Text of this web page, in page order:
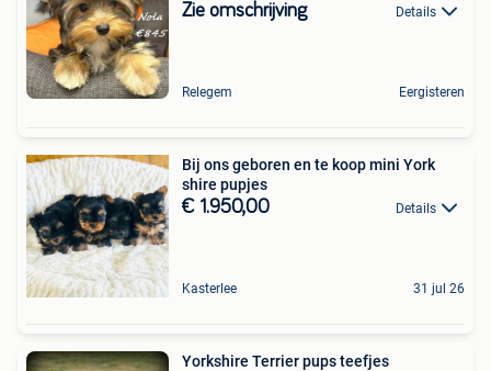
Zie omschrijving Details
Relegem Eergisteren
Bij ons geboren en te koop mini York
shire pupjes
€ 1.950,00 Details
Kasterlee 31 jul 26
Yorkshire Terrier pups teefjes